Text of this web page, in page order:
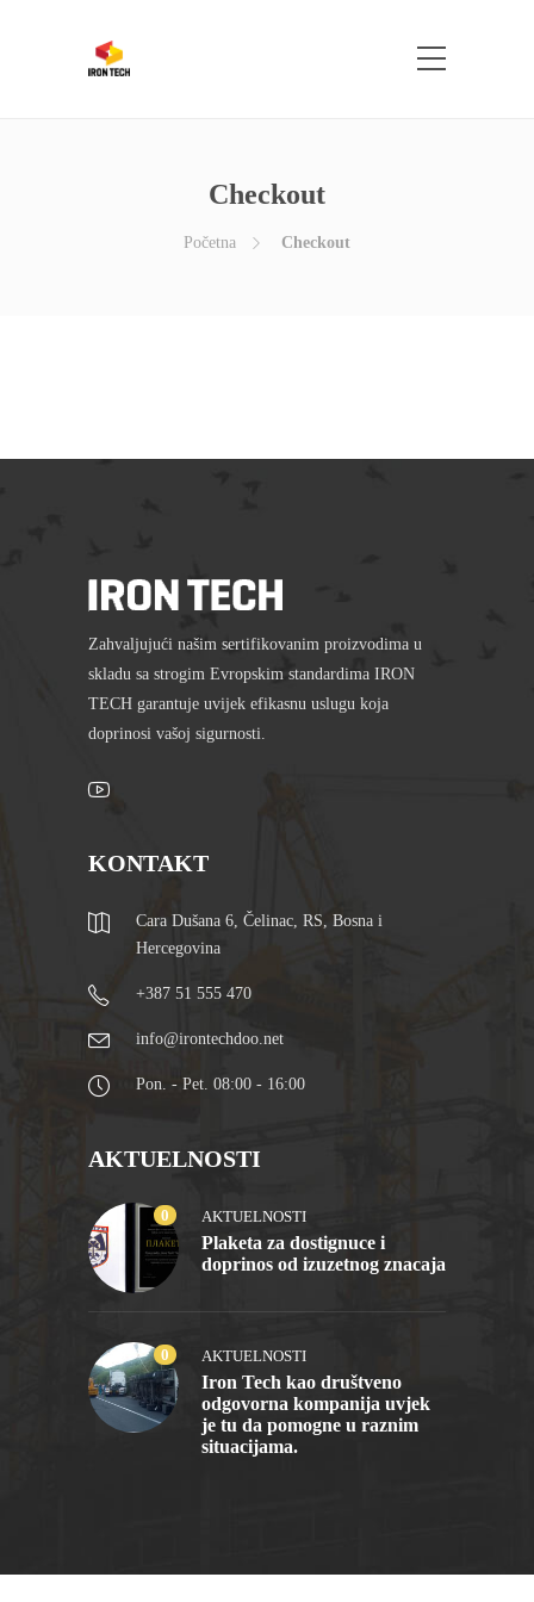
Checkout
Početna Checkout
Zahvaljujući našim sertifikovanim proizvodima u
skladu sa strogim Evropskim standardima IRON
TECH garantuje uvijek efikasnu uslugu koja
doprinosi vašoj sigurnosti.
KONTAKT
Cara Dušana 6, Čelinac, RS, Bosna i
Hercegovina
+387 51 555 470
info@irontechdoo.net
Pon. - Pet. 08:00 - 16:00
AKTUELNOSTI
0 AKTUELNOSTI
Plaketa za dostignuce i
doprinos od izuzetnog znacaja
0 AKTUELNOSTI
Iron Tech kao društveno
odgovorna kompanija uvjek
je tu da pomogne u raznim
situacijama.